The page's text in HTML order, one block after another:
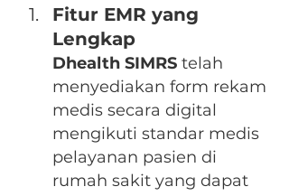
Fitur EMR yang
Lengkap
Dhealth SIMRS telah
menyediakan form rekam
medis secara digital
mengikuti standar medis
pelayanan pasien di
rumah sakit yang dapat